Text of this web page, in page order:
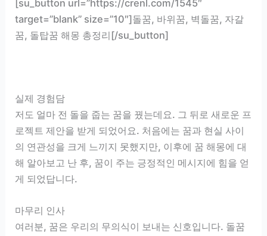
[su_button url=”https://crenl.com/1545″
target=”blank” size=”10″]돌꿈, 바위꿈, 벽돌꿈, 자갈
꿈, 돌탑꿈 해몽 총정리[/su_button]
실제 경험담
저도 얼마 전 돌을 줍는 꿈을 꿨는데요. 그 뒤로 새로운 프
로젝트 제안을 받게 되었어요. 처음에는 꿈과 현실 사이
의 연관성을 크게 느끼지 못했지만, 이후에 꿈 해몽에 대
해 알아보고 난 후, 꿈이 주는 긍정적인 메시지에 힘을 얻
게 되었답니다.
마무리 인사
여러분, 꿈은 우리의 무의식이 보내는 신호입니다. 돌꿈